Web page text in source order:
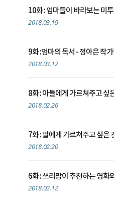
10화 : 엄마들이 바라보는 미
2018.03.19
9화 :엄마의 독서 - 정아은 작
2018.03.12
8화 : 아들에게 가르쳐주고 싶
2018.02.26
7화 : 딸에게 가르쳐주고 싶은
2018.02.20
6화 : 쓰리맘이 추천하는 영화
2018.02.12